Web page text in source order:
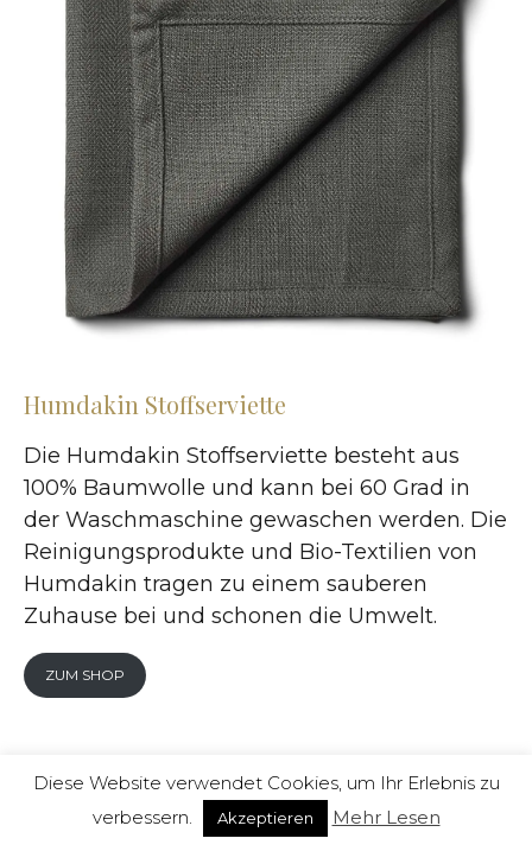
Humdakin Stoffserviette
Die Humdakin Stoffserviette besteht aus
100% Baumwolle und kann bei 60 Grad in
der Waschmaschine gewaschen werden. Die
Reinigungsprodukte und Bio-Textilien von
Humdakin tragen zu einem sauberen
Zuhause bei und schonen die Umwelt.
ZUM SHOP
Diese Website verwendet Cookies, um Ihr Erlebnis zu
verbessern.
Akzeptieren Mehr Lesen